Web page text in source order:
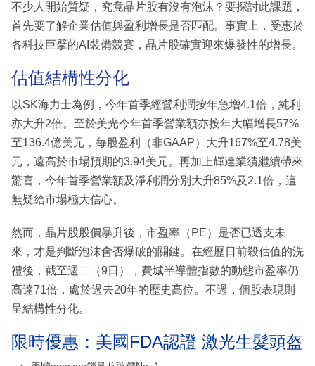
不少人開始質疑，究竟晶片股有沒有泡沫？要探討此課題，
首先要了解企業估值與盈利增長是否匹配。事實上，受惠於
各科技巨擘的AI裝備競賽，晶片股確實迎來爆發性的增長。
估值結構性分化
以SK海力士為例，今年首季經營利潤按年急增4.1倍，純利
亦大升2倍。至於美光今年首季營業額亦按年大幅增長57%
至136.4億美元，每股盈利（非GAAP）大升167%至4.78美
元，遠高於市場預期的3.94美元。再加上輝達業績繼續帶來
驚喜，今年首季營業額及淨利潤分別大升85%及2.1倍，這
無疑給市場極大信心。
然而，晶片股股價暴升後，市盈率（PE）是否已透支未
來，才是判斷泡沫會否爆破的關鍵。在經歷日前殺估值的洗
禮後，截至週二（9日），費城半導體指數的動態市盈率仍
高達71倍，處於過去20年的歷史高位。不過，個股表現則
呈結構性分化。
限時優惠：美國FDA認證 激光生髮頭盔